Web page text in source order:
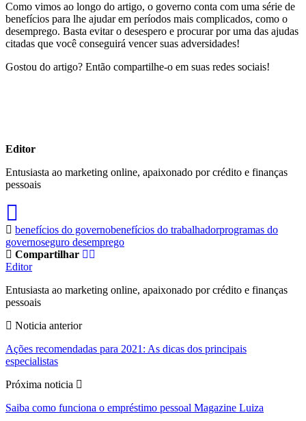
Como vimos ao longo do artigo, o governo conta com uma série de
benefícios para lhe ajudar em períodos mais complicados, como o
desemprego. Basta evitar o desespero e procurar por uma das ajudas
citadas que você conseguirá vencer suas adversidades!
Gostou do artigo? Então compartilhe-o em suas redes sociais!
Editor
Entusiasta ao marketing online, apaixonado por crédito e finanças
pessoais
benefícios do governobenefícios do trabalhadorprogramas do
governoseguro desemprego
Compartilhar
Editor
Entusiasta ao marketing online, apaixonado por crédito e finanças
pessoais
Noticia anterior
Ações recomendadas para 2021: As dicas dos principais
especialistas
Próxima noticia
Saiba como funciona o empréstimo pessoal Magazine Luiza